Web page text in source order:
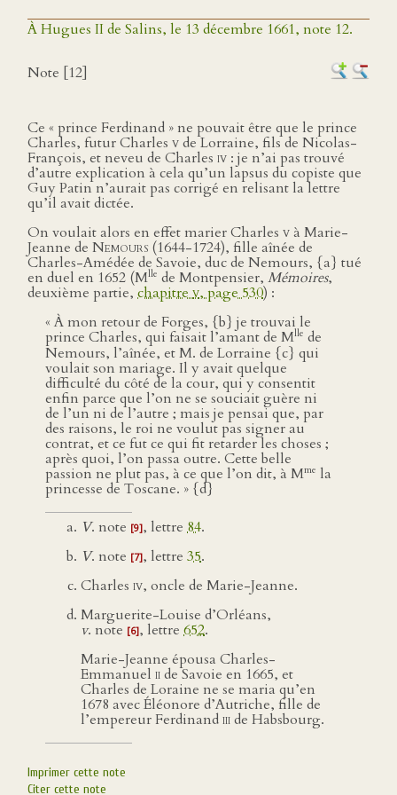
À Hugues II de Salins, le 13 décembre 1661, note 12.
Note [12]
Ce « prince Ferdinand » ne pouvait être que le prince
Charles, futur Charles vde Lorraine, fils de Nicolas-
François, et neveu de Charles iv : je n’ai pas trouvé
d’autre explication à cela qu’un lapsus du copiste que
Guy Patin n’aurait pas corrigé en relisant la lettre
qu’il avait dictée.
On voulait alors en effet marier Charles và Marie-
Jeanne de Nemours (1644-1724), fille aînée de
Charles-Amédée de Savoie, duc de Nemours, {a} tué
en duel en 1652 (Mlle de Montpensier, Mémoires,
deuxième partie, chapitrev, page 530) :
« À mon retour de Forges, {b} je trouvai le
prince Charles, qui faisait l’amant de Mlle de
Nemours, l’aînée, et M. de Lorraine {c} qui
voulait son mariage. Il y avait quelque
difficulté du côté de la cour, qui y consentit
enfin parce que l’on ne se souciait guère ni
de l’un ni de l’autre ; mais je pensai que, par
des raisons, le roi ne voulut pas signer au
contrat, et ce fut ce qui fit retarder les choses ;
après quoi, l’on passa outre. Cette belle
passion ne plut pas, à ce que l’on dit, à Mme la
princesse de Toscane. » {d}
V. note [9], lettre 84.
V. note [7], lettre 35.
Charles iv, oncle de Marie-Jeanne.
Marguerite-Louise d’Orléans,
v. note [6], lettre 652.
Marie-Jeanne épousa Charles-
Emmanuel iide Savoie en 1665, et
Charles de Loraine ne se maria qu’en
1678 avec Éléonore d’Autriche, fille de
l’empereur Ferdinandiiide Habsbourg.
Imprimer cette note
Citer cette note